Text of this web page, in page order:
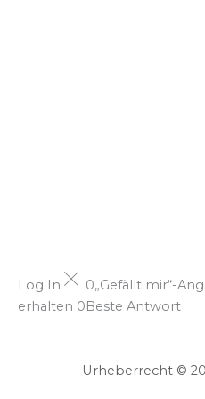
Log In 0„Gefällt mir“-
erhalten 0Beste Antwort
Urheberrecht ©